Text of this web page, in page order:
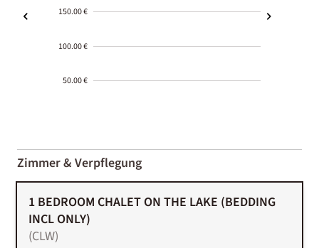
150.00 €
100.00 €
50.00 €
01-02
Zimmer & Verpflegung
1 BEDROOM CHALET ON THE LAKE (BEDDING
INCL ONLY)
(CLW)